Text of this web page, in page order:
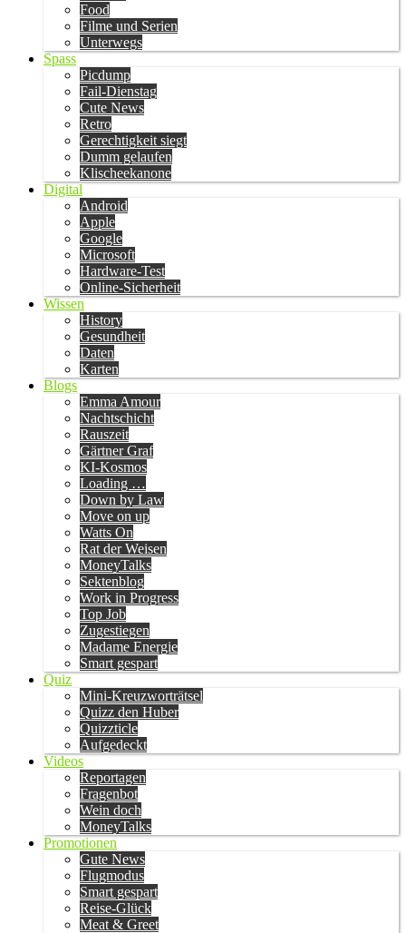
Food
Filme und Serien
Unterwegs
Spass
Picdump
Fail-Dienstag
Cute News
Retro
Gerechtigkeit siegt
Dumm gelaufen
Klischeekanone
Digital
Android
Apple
Google
Microsoft
Hardware-Test
Online-Sicherheit
Wissen
History
Gesundheit
Daten
Karten
Blogs
Emma Amour
Nachtschicht
Rauszeit
Gärtner Graf
KI-Kosmos
Loading …
Down by Law
Move on up
Watts On
Rat der Weisen
MoneyTalks
Sektenblog
Work in Progress
Top Job
Zugestiegen
Madame Energie
Smart gespart
Quiz
Mini-Kreuzworträtsel
Quizz den Huber
Quizzticle
Aufgedeckt
Videos
Reportagen
Fragenbot
Wein doch
MoneyTalks
Promotionen
Gute News
Flugmodus
Smart gespart
Reise-Glück
Meat & Greet